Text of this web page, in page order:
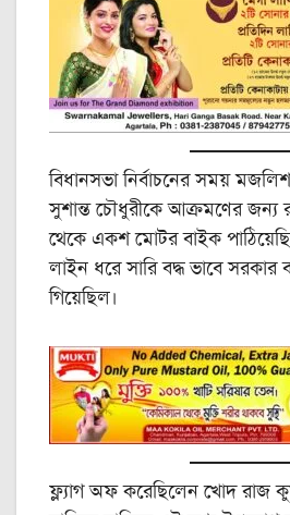
বিধানসভা নির্বাচনের সময়
সুশান্ত চৌধুরীকে আক্রমণের জন্য
থেকে একশ মোটর বাইক
লাইন ধরে সারি বদ্ধ ভাবে সরকার
গিয়েছিল।
ফ্ল্যাগ অফ করেছিলেন খোদ রাজ